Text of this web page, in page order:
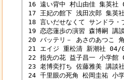
16 遠い背中 村山由佳 集英
17 王妃の館下 浅田次郎 集
18 言いだせなくて サンドラ
19 恋恋蓮歩の演習 森博嗣
20 バッテリ－ あさのあつこ
21 エイジ 重松清 新潮社
22 指先の花 益子昌一 小学
23 老博奕打ち 佐藤雅美 講
24 千里眼の死角 松岡圭祐